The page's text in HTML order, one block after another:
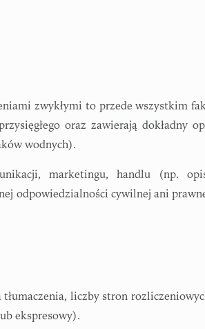
zwykłymi to przede wszystkim
oraz zawierają dokładny
wodnych).
marketingu, handlu (np.
odpowiedzialności cywilnej ani
liczby stron
ekspresowy).